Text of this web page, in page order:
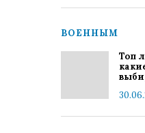
ВОЕННЫМ
Топ